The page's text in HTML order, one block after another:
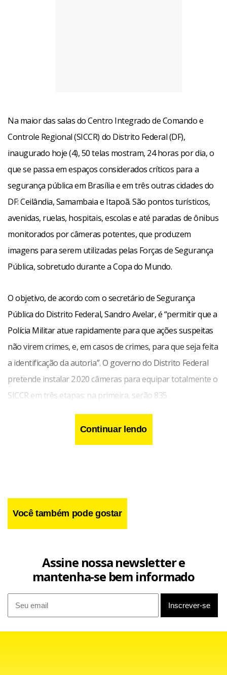
Na maior das salas do Centro Integrado de Comando e
Controle Regional (SICCR) do Distrito Federal (DF),
inaugurado hoje (4), 50 telas mostram, 24 horas por dia, o
que se passa em espaços considerados críticos para a
segurança pública em Brasília e em três outras cidades do
DF: Ceilândia, Samambaia e Itapoã. São pontos turísticos,
avenidas, ruelas, hospitais, escolas e até paradas de ônibus
monitorados por câmeras potentes, que produzem
imagens para serem utilizadas pelas Forças de Segurança
Pública, sobretudo durante a Copa do Mundo.
O objetivo, de acordo com o secretário de Segurança
Pública do Distrito Federal, Sandro Avelar, é “permitir que a
Polícia Militar atue rapidamente para que ações suspeitas
não virem crimes, e, em casos de crimes, para que seja feita
a identificação da autoria”. O governo do Distrito Federal
pretende instalar 2.020 câmeras para equipar totalmente o
SICCR em três etapas: na primeira, serão 835
equipamentos; depois, 725; e, na última fase, 460. A licitação
para a compra dos equipamentos da etapa inicial já foi
feita. Hoje, o centro entrou em operação com 84 câmeras.
Continuar lendo
Você também pode gostar
Assine nossa newsletter e
mantenha-se bem informado